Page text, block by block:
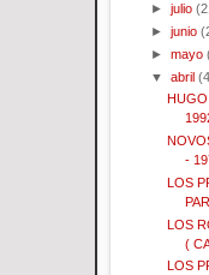
►julio
►junio
►mayo
▼abril
-
LOS
LOS
(
LOS